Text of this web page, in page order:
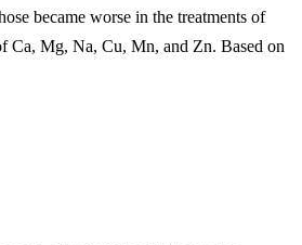
became worse in the treatments of
Ca, Mg, Na, Cu, Mn, and Zn. Based on